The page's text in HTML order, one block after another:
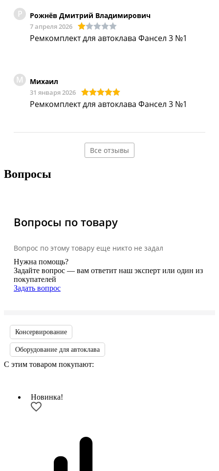
Р Рожнёв Дмитрий Владимирович
7 апреля 2026
Ремкомплект для автоклава Фансел 3 №1
М Михаил
31 января 2026
Ремкомплект для автоклава Фансел 3 №1
Все отзывы
Вопросы
Вопросы по товару
Вопрос по этому товару еще никто не задал
Нужна помощь?
Задайте вопрос — вам ответит наш эксперт или один из
покупателей
Задать вопрос
Консервирование
Оборудование для автоклава
С этим товаром покупают:
Новинка!